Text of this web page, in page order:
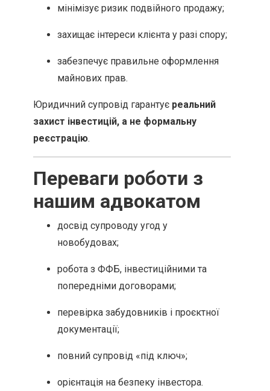
мінімізує ризик подвійного продажу;
захищає інтереси клієнта у разі спору;
забезпечує правильне оформлення
майнових прав.
Юридичний супровід гарантує реальний
захист інвестицій, а не формальну
реєстрацію.
Переваги роботи з
нашим адвокатом
досвід супроводу угод у
новобудовах;
робота з ФФБ, інвестиційними та
попередніми договорами;
перевірка забудовників і проєктної
документації;
повний супровід «під ключ»;
орієнтація на безпеку інвестора.